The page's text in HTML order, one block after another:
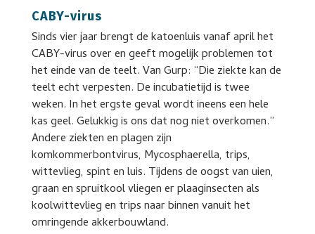
CABY-virus
Sinds vier jaar brengt de katoenluis vanaf april het
CABY-virus over en geeft mogelijk problemen tot
het einde van de teelt. Van Gurp: “Die ziekte kan de
teelt echt verpesten. De incubatietijd is twee
weken. In het ergste geval wordt ineens een hele
kas geel. Gelukkig is ons dat nog niet overkomen.”
Andere ziekten en plagen zijn
komkommerbontvirus, Mycosphaerella, trips,
wittevlieg, spint en luis. Tijdens de oogst van uien,
graan en spruitkool vliegen er plaaginsecten als
koolwittevlieg en trips naar binnen vanuit het
omringende akkerbouwland.